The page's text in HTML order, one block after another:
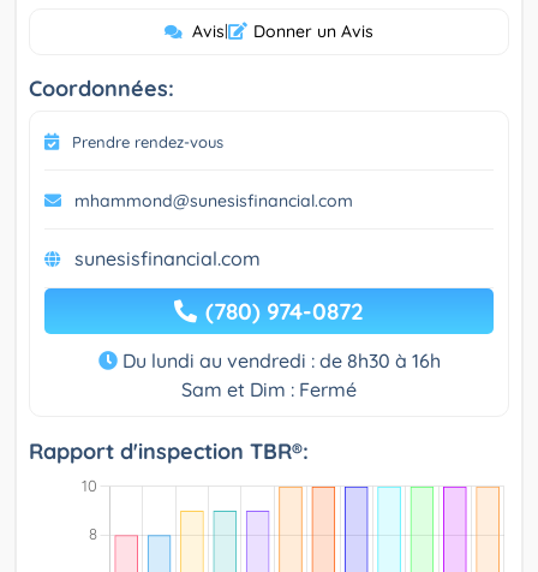
Avis| Donner un Avis
Coordonnées:
Prendre rendez-vous
mhammond@sunesisfinancial.com
sunesisfinancial.com
(780) 974-0872
Du lundi au vendredi : de 8h30 à 16h
Sam et Dim : Fermé
Rapport d'inspection TBR®: